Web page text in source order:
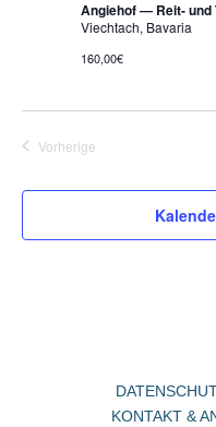
Angiehof — Reit- und
Viechtach, Bavaria
160,00€
Vorherige
KONTAKT &